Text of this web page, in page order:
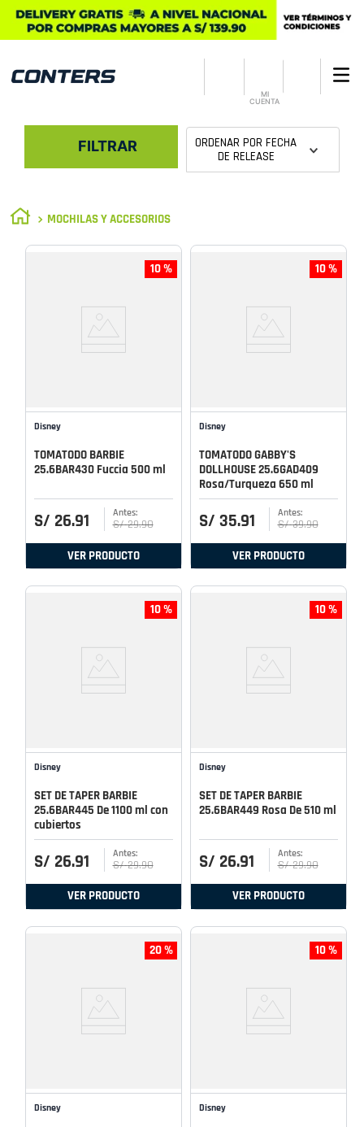
MI
CUENTA
FILTRAR ORDENAR POR FECHA
DE RELEASE
MOCHILAS Y ACCESORIOS
10 %
Disney
TOMATODO BARBIE
25.6BAR430 Fuccia 500 ml
S/ 26.91 S/ 29.90
VER PRODUCTO
10 %
Disney
TOMATODO GABBY'S
DOLLHOUSE 25.6GAD409
Rosa/Turqueza 650 ml
S/ 35.91 S/ 39.90
VER PRODUCTO
10 %
Disney
SET DE TAPER BARBIE
25.6BAR445 De 1100 ml con
cubiertos
S/ 26.91 S/ 29.90
VER PRODUCTO
10 %
Disney
SET DE TAPER BARBIE
25.6BAR449 Rosa De 510 ml
S/ 26.91 S/ 29.90
VER PRODUCTO
20 %
Disney
10 %
Disney